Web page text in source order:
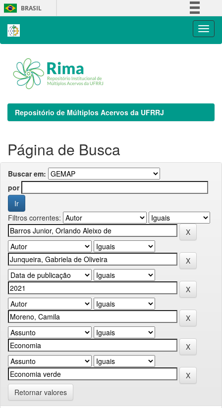
Skip
navigation
BRASIL
Repositório de Múltiplos Acervos da UFRRJ
Página de Busca
Buscar em:
por
Filtros correntes:
Retornar valores